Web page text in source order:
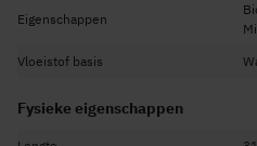
Vloeistof op waterbasis
Milieuvriendelijk
Irriteert niet
Eigenschappen
Vloeistof basis
Fysieke eigenschappen